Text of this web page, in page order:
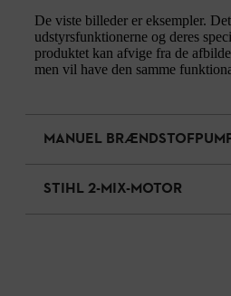
De viste billeder er eksempler.
udstyrsfunktionerne og deres
produktet kan afvige fra de
men vil have den samme
MANUEL
STIHL 2-MIX-MOTOR